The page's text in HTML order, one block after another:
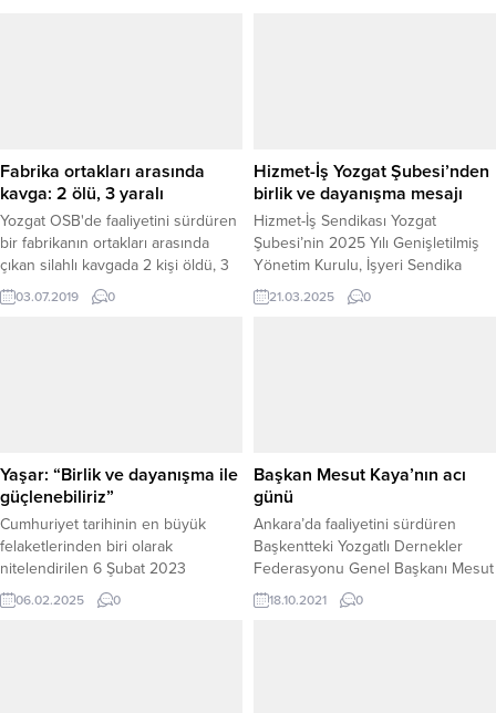
Fabrika ortakları arasında
kavga: 2 ölü, 3 yaralı
Yozgat OSB'de faaliyetini sürdüren
bir fabrikanın ortakları arasında
çıkan silahlı kavgada 2 kişi öldü, 3
kişi yaralandı.
03.07.2019 0
Hizmet-İş Yozgat Şubesi’nden
birlik ve dayanışma mesajı
Hizmet-İş Sendikası Yozgat
Şubesi’nin 2025 Yılı Genişletilmiş
Yönetim Kurulu, İşyeri Sendika
Temsilcileri ve Komite Başkanlar
Kurulu Toplantısı gerçekleştirildi.
Ovakent, Umutlu, Ozan,
Belekcehan, Oluközü, Doğankent,
Yeniyer, Gülşehri, Çiğdemli,
Hakılıköy, Özükavak,...
21.03.2025 0
Yaşar: “Birlik ve dayanışma ile
güçlenebiliriz”
Cumhuriyet tarihinin en büyük
felaketlerinden biri olarak
nitelendirilen 6 Şubat 2023
Kahramanmaraş merkezli depremin
ikinci yıl dönümünde, CHP Yozgat İl
06.02.2025 0
Başkan Mesut Kaya’nın acı
günü
Ankara’da faaliyetini sürdüren
Başkentteki Yozgatlı Dernekler
Federasyonu Genel Başkanı Mesut
Kaya'nın, annesi Hatice Kaya, vefat
etti.
18.10.2021 0